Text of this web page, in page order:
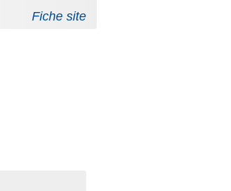
Fiche site